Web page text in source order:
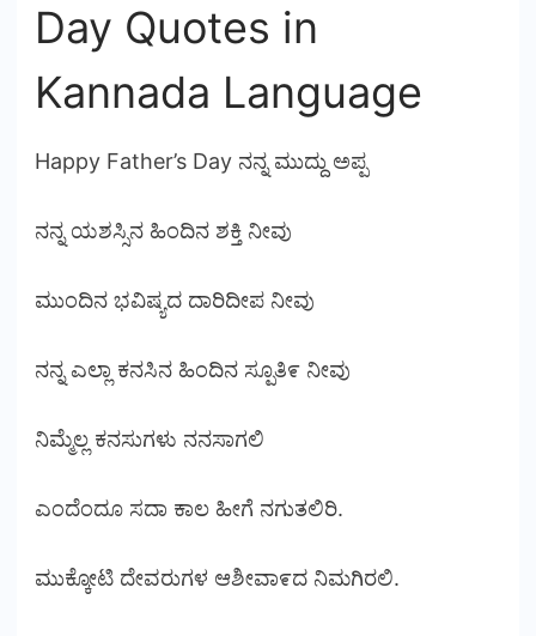
Day Quotes in
Kannada Language
Happy Father’s Day ನನ್ನ ಮುದ್ದು ಅಪ್ಪ
ನನ್ನ ಯಶಸ್ಸಿನ ಹಿಂದಿನ ಶಕ್ತಿ ನೀವು
ಮುಂದಿನ ಭವಿಷ್ಯದ ದಾರಿದೀಪ ನೀವು
ನನ್ನ ಎಲ್ಲಾ ಕನಸಿನ ಹಿಂದಿನ ಸ್ಪೂತಿ೯ ನೀವು
ನಿಮ್ಮೆಲ್ಲ ಕನಸುಗಳು ನನಸಾಗಲಿ
ಎಂದೆಂದೂ ಸದಾ ಕಾಲ ಹೀಗೆ ನಗುತಲಿರಿ.
ಮುಕ್ಕೋಟಿ ದೇವರುಗಳ ಆಶೀವಾ೯ದ ನಿಮಗಿರಲಿ.